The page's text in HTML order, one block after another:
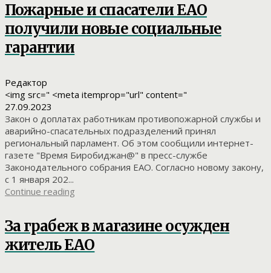
Пожарные и спасатели ЕАО
получили новые социальные
гарантии
Редактор
<img src=" <meta itemprop="url" content="
27.09.2023
Закон о доплатах работникам противопожарной службы и
аварийно-спасательных подразделений принял
региональный парламент. Об этом сообщили интернет-
газете "Время Биробиджан@" в пресс-службе
Законодательного собрания ЕАО. Согласно новому закону,
с 1 января 202...
Continue reading
За грабеж в магазине осужден
житель ЕАО